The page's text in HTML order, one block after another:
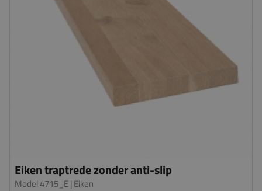
Eiken traptrede zonder anti-slip
Model 4715_E| Eiken